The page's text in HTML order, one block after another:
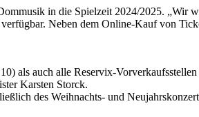
in die Spielzeit 2024/2025. „Wir
Neben dem Online-Kauf von
als auch alle Reservix-
Karsten Storck.
des Weihnachts- und